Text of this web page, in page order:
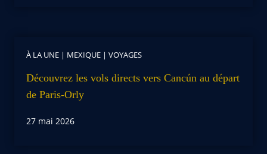
À LA UNE | MEXIQUE | VOYAGES
Découvrez les vols directs vers Cancún au départ
de Paris-Orly
27 mai 2026